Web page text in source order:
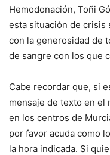
Hemodonación, Toñi
esta situación de crisis
con la generosidad de
de sangre con los que
Cabe recordar que, si
mensaje de texto en el
en los centros de
por favor acuda como
la hora indicada. Si